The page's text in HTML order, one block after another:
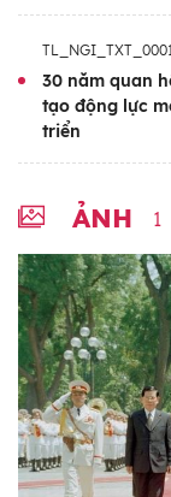
30 năm quan
tạo động lực
triển
ẢNH 1